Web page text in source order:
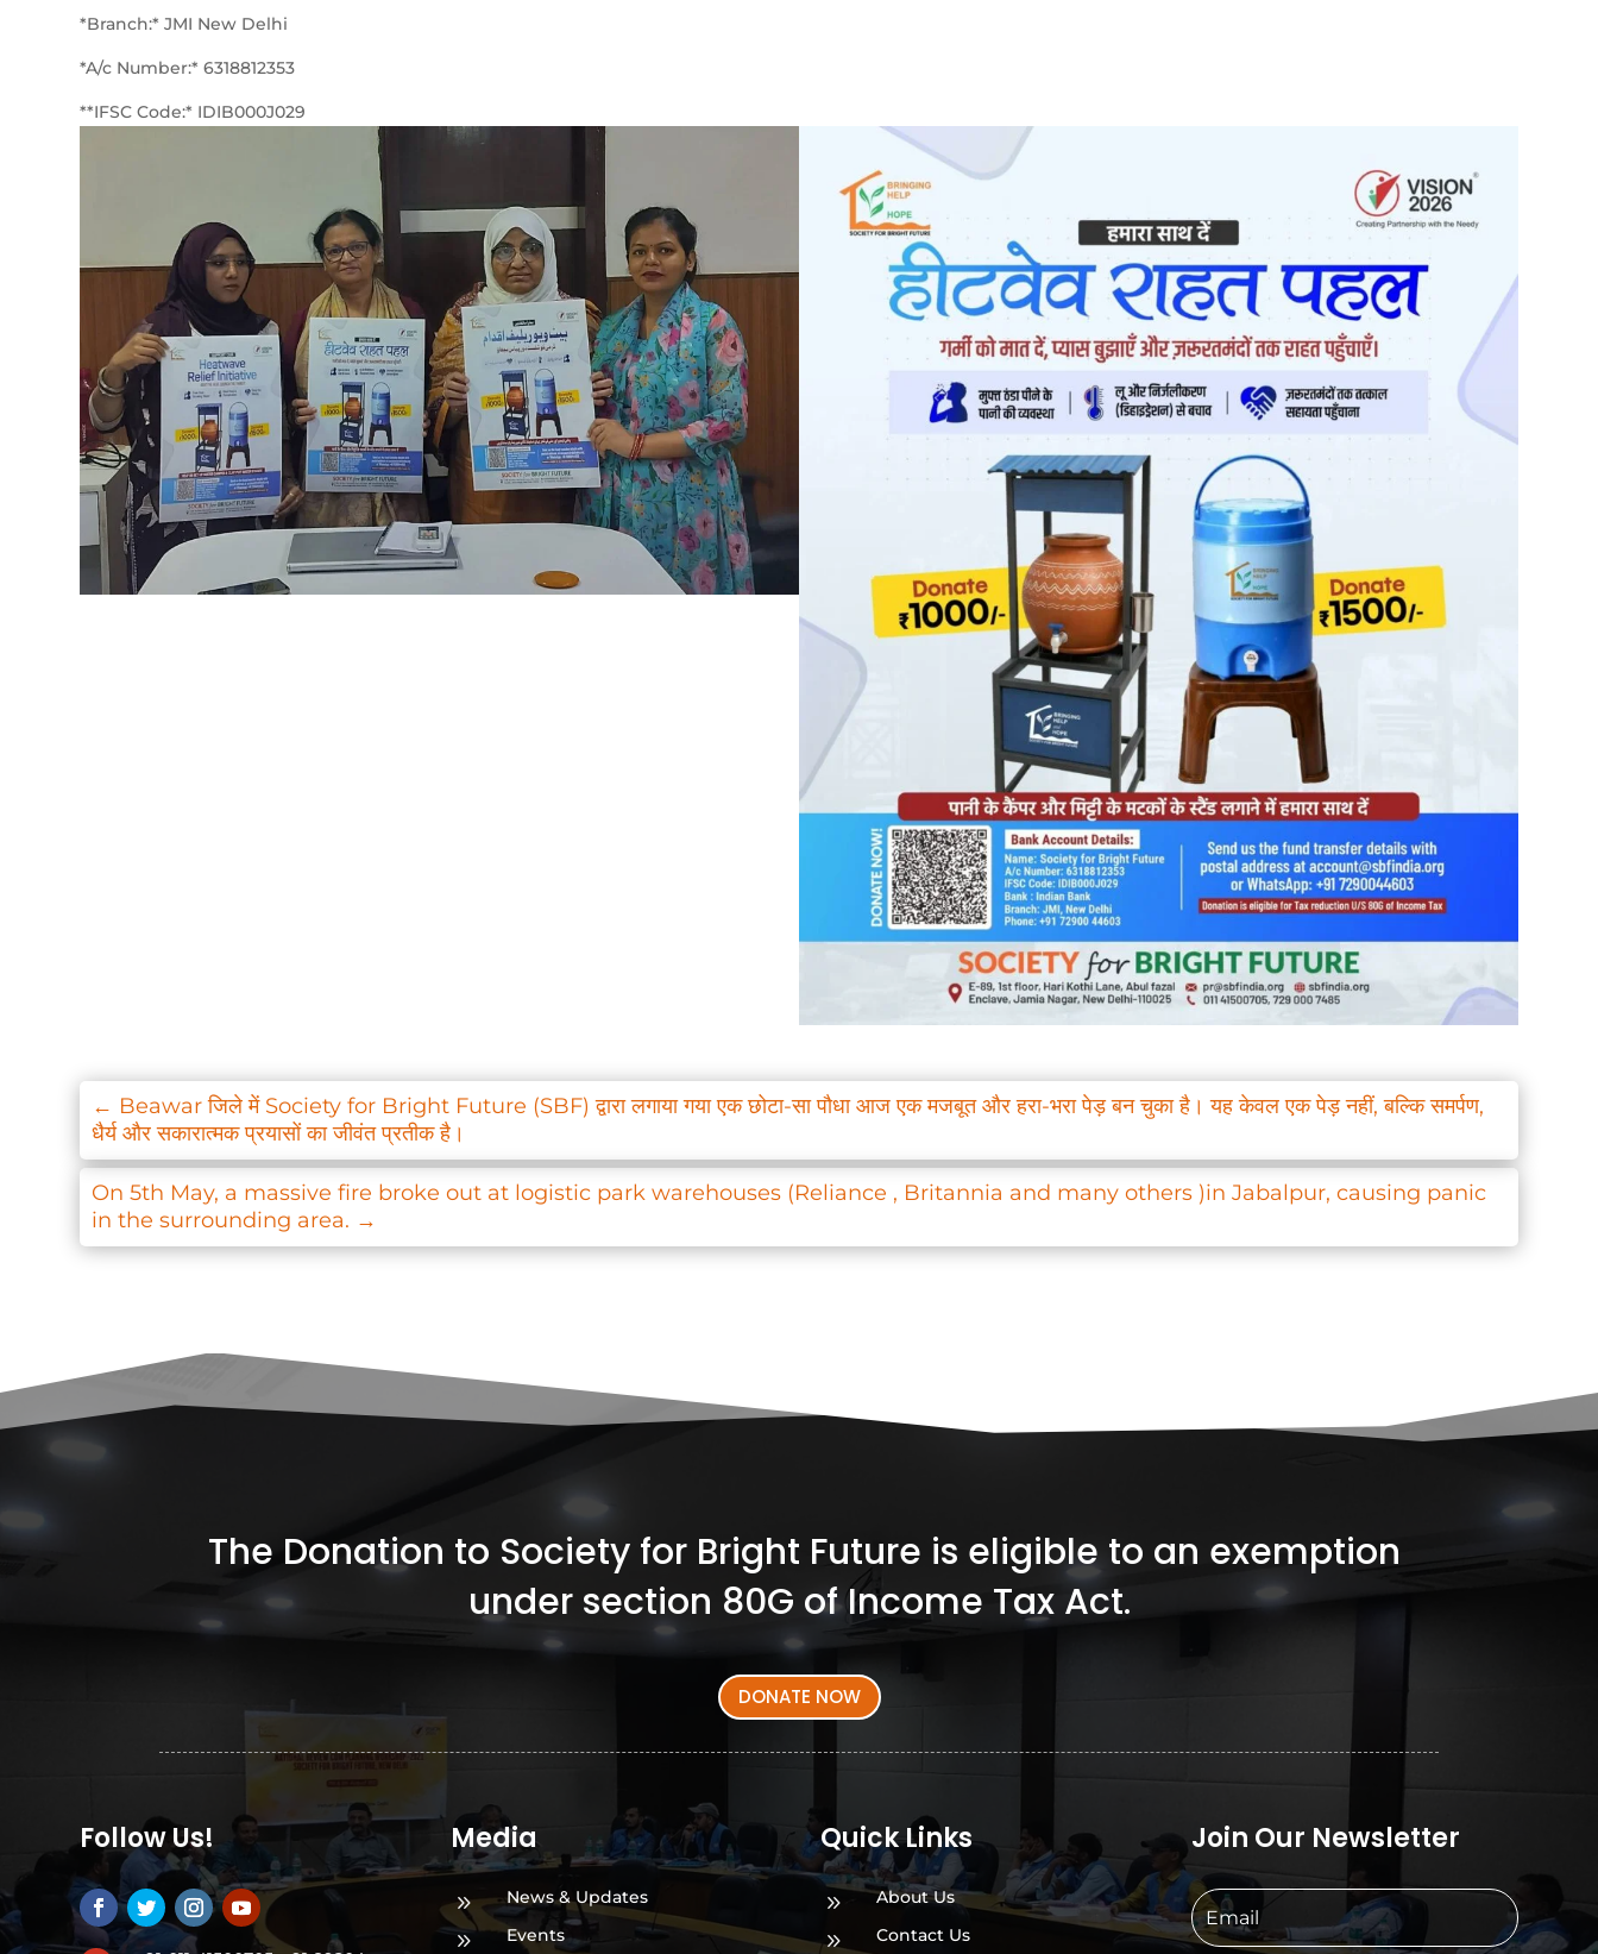
*Branch:* JMI New Delhi
*A/c Number:* 6318812353
**IFSC Code:* IDIB000J029
← Beawar जिले में Society for Bright Future (SBF) द्वारा लगाया गया एक छोटा-सा पौधा आज एक मजबूत और हरा-भरा पेड़ बन चुका है। यह केवल एक पेड़ नहीं, बल्कि समर्पण,
धैर्य और सकारात्मक प्रयासों का जीवंत प्रतीक है।
On 5th May, a massive fire broke out at logistic park warehouses (Reliance , Britannia and many others )in Jabalpur, causing panic
in the surrounding area. →
The Donation to Society for Bright Future is eligible to an exemption
under section 80G of Income Tax Act.
DONATE NOW
Follow Us! Media
9 News & Updates
9 Events
Quick Links
9 About Us
9 Contact Us
Join Our Newsletter